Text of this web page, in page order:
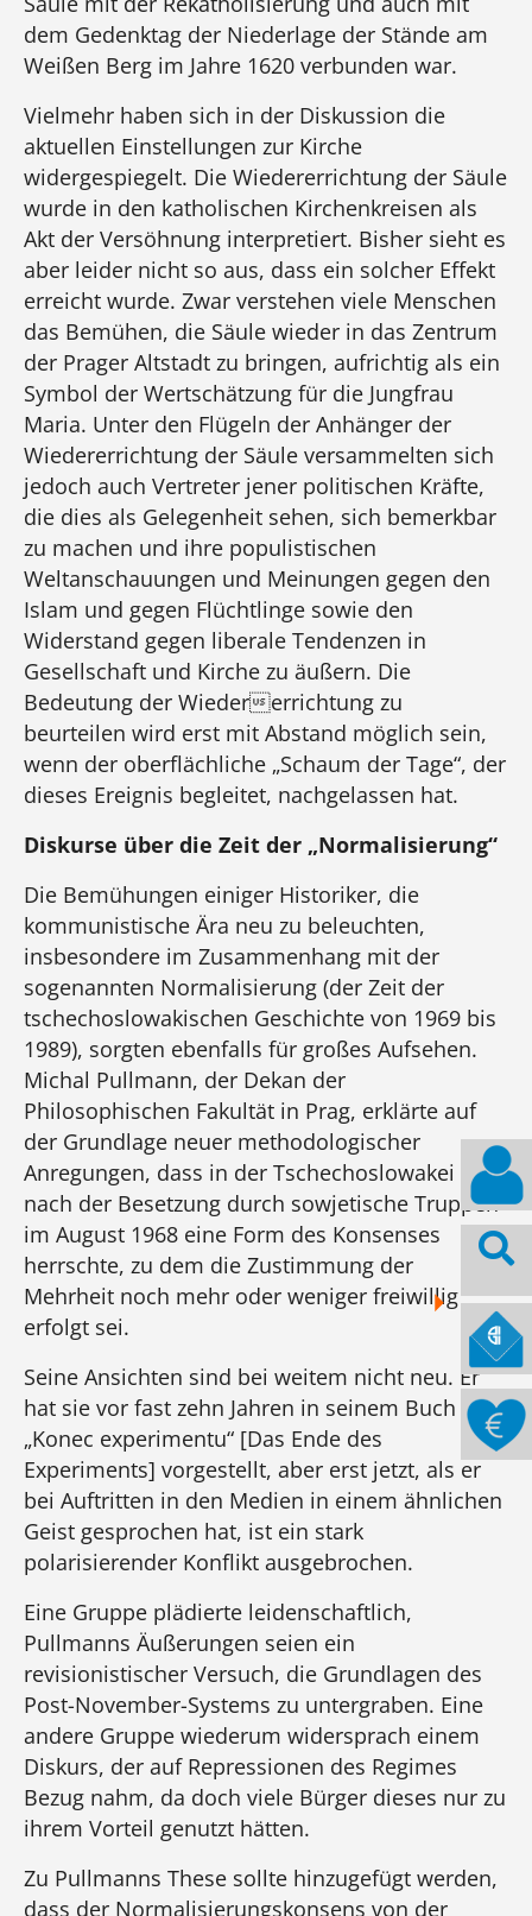
dem Gedenktag der Niederlage der Stände am
Weißen Berg im Jahre 1620 verbunden war.
Vielmehr haben sich in der Diskussion die
aktuellen Einstellungen zur Kirche
widergespiegelt. Die Wiedererrichtung der Säule
wurde in den katholischen Kirchenkreisen als
Akt der Versöhnung interpretiert. Bisher sieht es
aber leider nicht so aus, dass ein solcher Effekt
erreicht wurde. Zwar verstehen viele Menschen
das Bemühen, die Säule wieder in das Zentrum
der Prager Altstadt zu bringen, aufrichtig als ein
Symbol der Wertschätzung für die Jungfrau
Maria. Unter den Flügeln der Anhänger der
Wiedererrichtung der Säule versammelten sich
jedoch auch Vertreter jener politischen Kräfte,
die dies als Gelegenheit sehen, sich bemerkbar
zu machen und ihre populistischen
Weltanschauungen und Meinungen gegen den
Islam und gegen Flüchtlinge sowie den
Widerstand gegen liberale Tendenzen in
Gesellschaft und Kirche zu äußern. Die
Bedeutung der Wiedererrichtung zu
beurteilen wird erst mit Abstand möglich sein,
wenn der oberflächliche „Schaum der Tage“, der
dieses Ereignis begleitet, nachgelassen hat.
Diskurse über die Zeit der „Normalisierung“
Die Bemühungen einiger Historiker, die
kommunistische Ära neu zu beleuchten,
insbesondere im Zusammenhang mit der
sogenannten Normalisierung (der Zeit der
tschechoslowakischen Geschichte von 1969 bis
1989), sorgten ebenfalls für großes Aufsehen.
Michal Pullmann, der Dekan der
Philosophischen Fakultät in Prag, erklärte auf
der Grundlage neuer methodologischer
Anregungen, dass in der Tschechoslowakei
nach der Besetzung durch sowjetische Truppen
im August 1968 eine Form des Konsenses
herrschte, zu dem die Zustimmung der
Mehrheit noch mehr oder weniger freiwillig
erfolgt sei.
Seine Ansichten sind bei weitem nicht neu. Er
hat sie vor fast zehn Jahren in seinem Buch
„Konec experimentu“ [Das Ende des
Experiments] vorgestellt, aber erst jetzt, als er
bei Auftritten in den Medien in einem ähnlichen
Geist gesprochen hat, ist ein stark
polarisierender Konflikt ausgebrochen.
Eine Gruppe plädierte leidenschaftlich,
Pullmanns Äußerungen seien ein
revisionistischer Versuch, die Grundlagen des
Post-November-Systems zu untergraben. Eine
andere Gruppe wiederum widersprach einem
Diskurs, der auf Repressionen des Regimes
Bezug nahm, da doch viele Bürger dieses nur zu
ihrem Vorteil genutzt hätten.
Zu Pullmanns These sollte hinzugefügt werden,
dass der Normalisierungskonsens von der